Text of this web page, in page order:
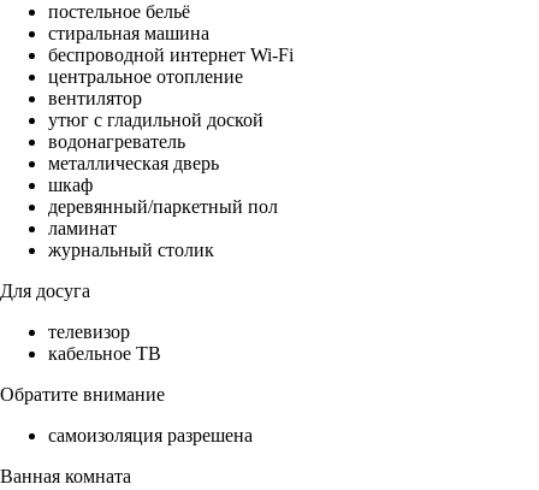
постельное бельё
стиральная машина
беспроводной интернет Wi-Fi
центральное отопление
вентилятор
утюг с гладильной доской
водонагреватель
металлическая дверь
шкаф
деревянный/паркетный пол
ламинат
журнальный столик
Для досуга
телевизор
кабельное ТВ
Обратите внимание
самоизоляция разрешена
Ванная комната